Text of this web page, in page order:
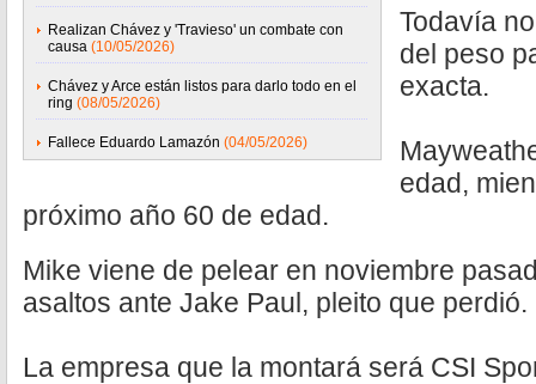
Realizan Chávez y 'Travieso' un combate con
causa (10/05/2026)
Chávez y Arce están listos para darlo todo en el
ring (08/05/2026)
Fallece Eduardo Lamazón (04/05/2026)
Todavía
del peso
exacta.
edad,
próximo año 60 de edad.
Mike viene de pelear en noviembre
asaltos ante Jake Paul, pleito que perdió.
La empresa que la montará será CSI